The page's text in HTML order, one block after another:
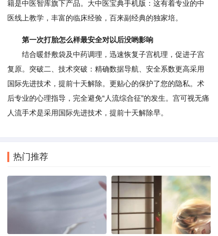
籍是中医智库旗下产品。大中医宝典手机版：这有着专业的中
医线上教学，丰富的临床经验，百来副经典的独家培。
第一次打胎怎么样最安全对以后没哟影响
结合暖舒敷袋及中药调理，迅速恢复子宫机理，促进子宫
复原。突破二、技术突破：精确数据导航、安全系数更高采用
国际先进技术，提前十天解除。更贴心的保护了您的隐私。术
后专业的心理指导，完全避免“人流综合征”的发生。宫可视无痛
人流手术是采用国际先进技术，提前十天解除早。
热门推荐